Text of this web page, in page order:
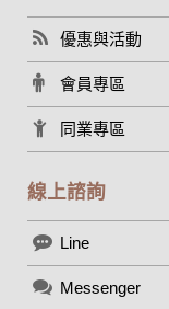
優惠與活動
會員專區
同業專區
線上諮詢
Line
Messenger